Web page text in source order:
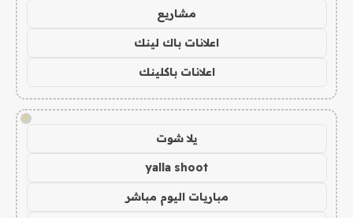
مشاريع
اعلانات باك لينك
اعلانات باكلينك
!
يلا شوت
yalla shoot
مباريات اليوم مباشر